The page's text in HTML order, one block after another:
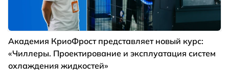
Академия КриоФрост представляет новый курс:
«Чиллеры. Проектирование и эксплуатация систем
охлаждения жидкостей»